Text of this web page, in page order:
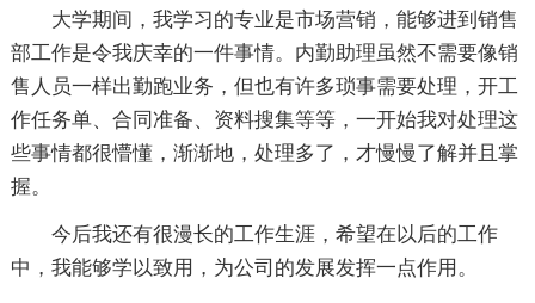
大学期间，我学习的专业是市场营销，能够进到销售
部工作是令我庆幸的一件事情。内勤助理虽然不需要像销
售人员一样出勤跑业务，但也有许多琐事需要处理，开工
作任务单、合同准备、资料搜集等等，一开始我对处理这
些事情都很懵懂，渐渐地，处理多了，才慢慢了解并且掌
握。
今后我还有很漫长的工作生涯，希望在以后的工作
中，我能够学以致用，为公司的发展发挥一点作用。